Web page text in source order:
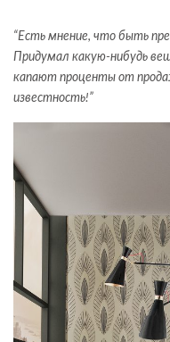
“Есть мнение, что быть
Придумал какую-нибудь
капают проценты от
известность!”